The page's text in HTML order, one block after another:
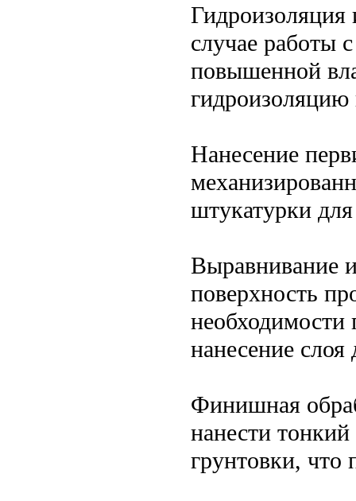
Гидроизоляция
случае работы
повышенной
гидроизоляцию
Нанесение
штукатурки
Выравнивание
поверхность
необходимости
нанесение
Финишная
нанести
грунтовки, что